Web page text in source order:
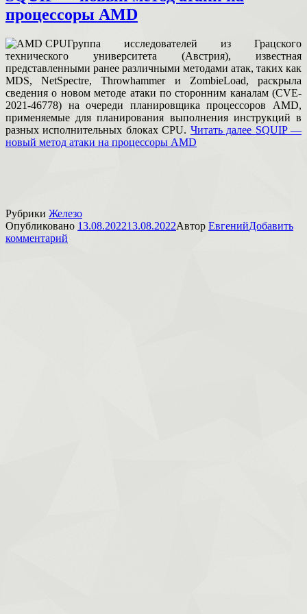
процессоры AMD
Группа исследователей из Грацского
технического университета (Австрия), известная
представленными ранее различными методами атак, таких как
MDS, NetSpectre, Throwhammer и ZombieLoad, раскрыла
сведения о новом методе атаки по сторонним каналам (CVE-
2021-46778) на очереди планировщика процессоров AMD,
применяемые для планирования выполнения инструкций в
разных исполнительных блоках CPU. Читать далее SQUIP —
новый метод атаки на процессоры AMD
Рубрики Железо
Опубликовано 13.08.202213.08.2022Автор ЕвгенийДобавить
комментарий